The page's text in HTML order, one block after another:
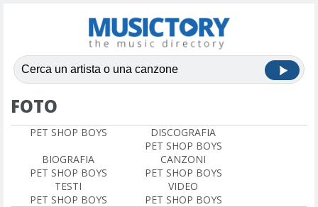
FOTO
PET SHOP BOYS
DISCOGRAFIA
PET SHOP BOYS
BIOGRAFIA
PET SHOP BOYS
CANZONI
PET SHOP BOYS
TESTI
PET SHOP BOYS
VIDEO
PET SHOP BOYS